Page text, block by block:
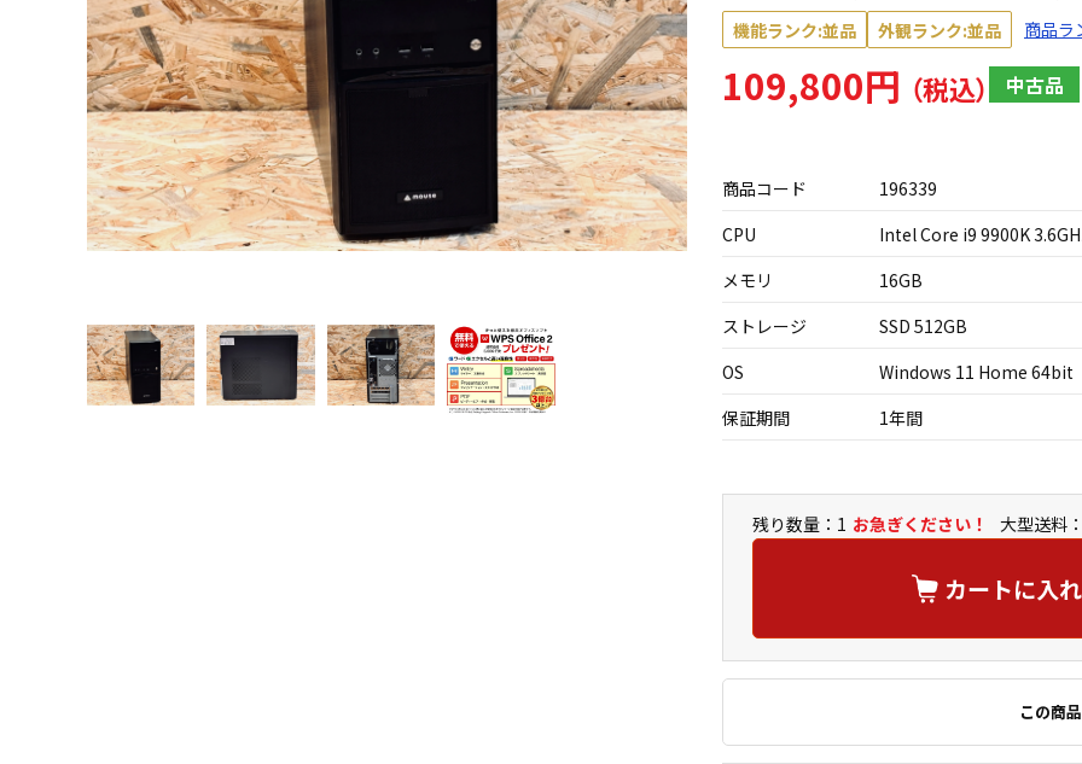
機能ランク:並品 外観ランク:並品 商品
109,800円 中古品
商品コード
196339
CPU
Intel Core i9 9900K
メモリ
16GB
ストレージ
SSD 512GB
OS
Windows 11 Home 64bit
保証期間
1年間
残り数量：1 お急ぎください！ 大型送料
カートに入
この商